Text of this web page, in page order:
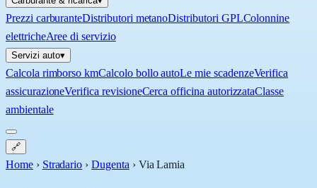
Prezzi carburanteDistributori metanoDistributori GPLColonnine
elettricheAree di servizio
Servizi auto▾
Calcola rimborso kmCalcolo bollo autoLe mie scadenzeVerifica
assicurazioneVerifica revisioneCerca officina autorizzataClasse
ambientale
🔗
Home › Stradario › Dugenta › Via Lamia